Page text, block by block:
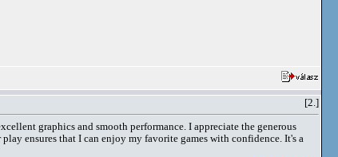
[2.]
graphics and smooth performance. I appreciate the generous
ensures that I can enjoy my favorite games with confidence. It's a